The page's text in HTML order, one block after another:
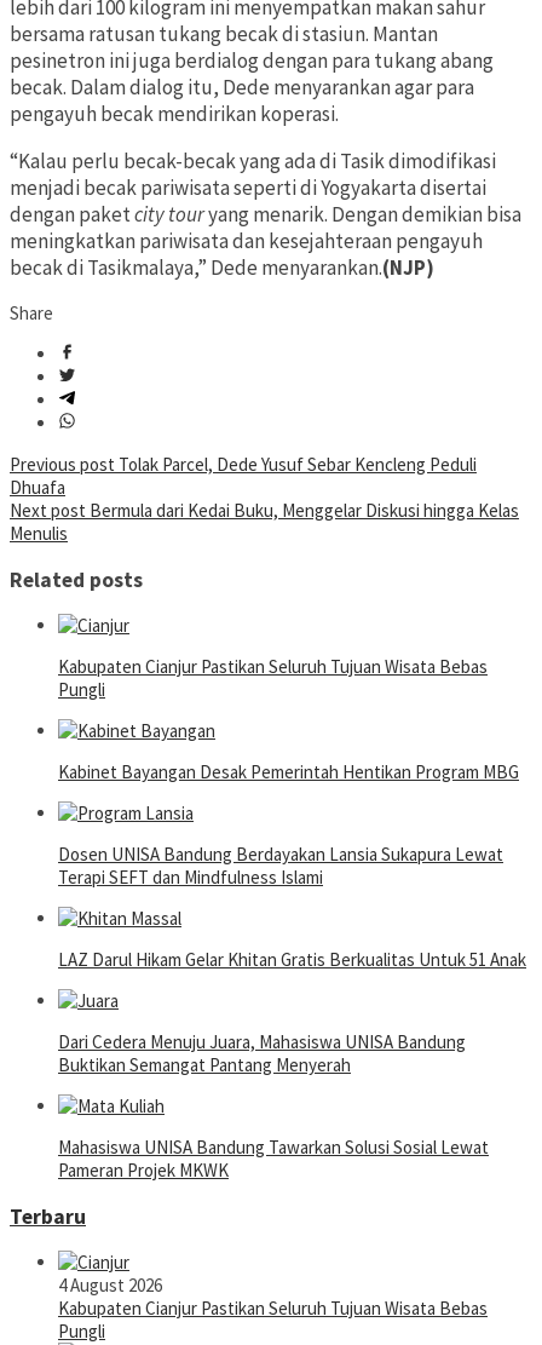
lebih dari 100 kilogram ini menyempatkan makan sahur
bersama ratusan tukang becak di stasiun. Mantan
pesinetron ini juga berdialog dengan para tukang abang
becak. Dalam dialog itu, Dede menyarankan agar para
pengayuh becak mendirikan koperasi.
“Kalau perlu becak-becak yang ada di Tasik dimodifikasi
menjadi becak pariwisata seperti di Yogyakarta disertai
dengan paketcity touryang menarik. Dengan demikian bisa
meningkatkan pariwisata dan kesejahteraan pengayuh
becak di Tasikmalaya,” Dede menyarankan.(NJP)
Share
Post
navigation
Previous post Tolak Parcel, Dede Yusuf Sebar Kencleng Peduli
Dhuafa
Next post Bermula dari Kedai Buku, Menggelar Diskusi hingga Kelas
Menulis
Related posts
Kabupaten Cianjur Pastikan Seluruh Tujuan Wisata Bebas
Pungli
Kabinet Bayangan Desak Pemerintah Hentikan Program MBG
Dosen UNISA Bandung Berdayakan Lansia Sukapura Lewat
Terapi SEFT dan Mindfulness Islami
LAZ Darul Hikam Gelar Khitan Gratis Berkualitas Untuk 51 Anak
Dari Cedera Menuju Juara, Mahasiswa UNISA Bandung
Buktikan Semangat Pantang Menyerah
Mahasiswa UNISA Bandung Tawarkan Solusi Sosial Lewat
Pameran Projek MKWK
Terbaru
4 August 2026
Kabupaten Cianjur Pastikan Seluruh Tujuan Wisata Bebas
Pungli